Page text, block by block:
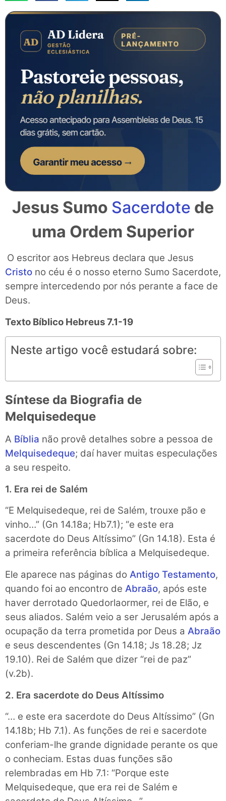
Jesus Sumo Sacerdote de
uma Ordem Superior
O escritor aos Hebreus declara que Jesus
Cristo no céu é o nosso eterno Sumo Sacerdote,
sempre intercedendo por nós perante a face de
Deus.
Texto Bíblico Hebreus 7.1-19
Neste artigo você estudará sobre:
Síntese da Biografia de
Melquisedeque
A Bíblia não provê detalhes sobre a pessoa de
Melquisedeque; daí haver muitas especulações
a seu respeito.
1. Era rei de Salém
“E Melquisedeque, rei de Salém, trouxe pão e
vinho…” (Gn 14.18a; Hb7.1); “e este era
sacerdote do Deus Altíssimo” (Gn 14.18). Esta é
a primeira referência bíblica a Melquisedeque.
Ele aparece nas páginas do Antigo Testamento,
quando foi ao encontro de Abraão, após este
haver derrotado Quedorlaormer, rei de Elão, e
seus aliados. Salém veio a ser Jerusalém após a
ocupação da terra prometida por Deus a Abraão
e seus descendentes (Gn 14.18; Js 18.28; Jz
19.10). Rei de Salém que dizer “rei de paz”
(v.2b).
2. Era sacerdote do Deus Altíssimo
“… e este era sacerdote do Deus Altíssimo” (Gn
14.18b; Hb 7.1). As funções de rei e sacerdote
conferiam-lhe grande dignidade perante os que
o conheciam. Estas duas funções são
relembradas em Hb 7.1: “Porque este
Melquisedeque, que era rei de Salém e